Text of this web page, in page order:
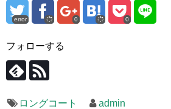
error 0 0
フォローする
ロングコート admin